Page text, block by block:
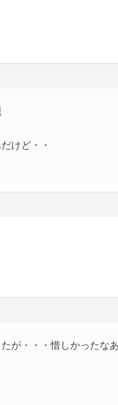
けど・・
が・・・惜しかったなあ